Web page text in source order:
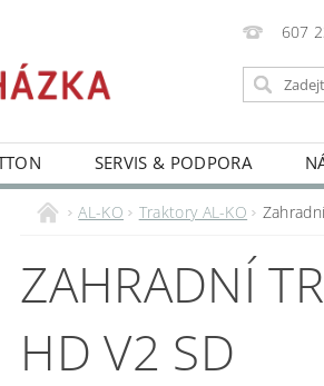
607
SERVIS & PODPORA
AL-KO Traktory AL-KO
ZAHRADNÍ
HD V2 SD